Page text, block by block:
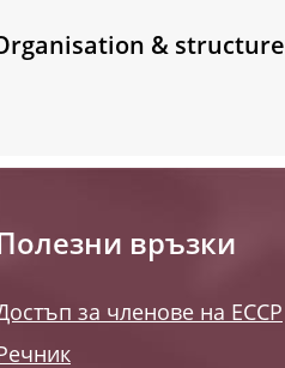
& structure
връзки
за членове на ЕССР
Речник